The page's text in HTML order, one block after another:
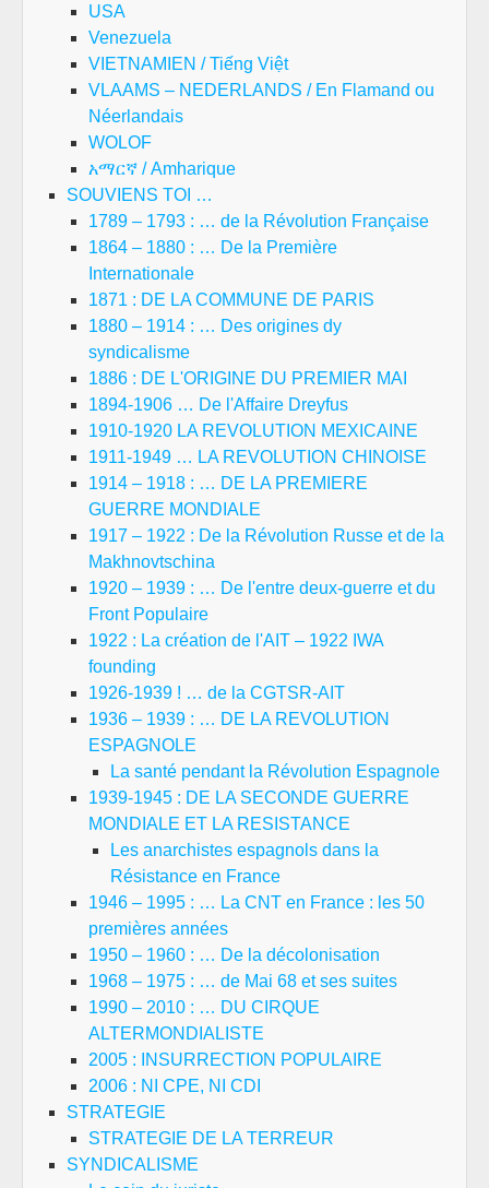
USA
Venezuela
VIETNAMIEN / Tiếng Việt
VLAAMS – NEDERLANDS / En Flamand ou
Néerlandais
WOLOF
አማርኛ / Amharique
SOUVIENS TOI …
1789 – 1793 : … de la Révolution Française
1864 – 1880 : … De la Première
Internationale
1871 : DE LA COMMUNE DE PARIS
1880 – 1914 : … Des origines dy
syndicalisme
1886 : DE L'ORIGINE DU PREMIER MAI
1894-1906 … De l'Affaire Dreyfus
1910-1920 LA REVOLUTION MEXICAINE
1911-1949 … LA REVOLUTION CHINOISE
1914 – 1918 : … DE LA PREMIERE
GUERRE MONDIALE
1917 – 1922 : De la Révolution Russe et de la
Makhnovtschina
1920 – 1939 : … De l'entre deux-guerre et du
Front Populaire
1922 : La création de l'AIT – 1922 IWA
founding
1926-1939 ! … de la CGTSR-AIT
1936 – 1939 : … DE LA REVOLUTION
ESPAGNOLE
La santé pendant la Révolution Espagnole
1939-1945 : DE LA SECONDE GUERRE
MONDIALE ET LA RESISTANCE
Les anarchistes espagnols dans la
Résistance en France
1946 – 1995 : … La CNT en France : les 50
premières années
1950 – 1960 : … De la décolonisation
1968 – 1975 : … de Mai 68 et ses suites
1990 – 2010 : … DU CIRQUE
ALTERMONDIALISTE
2005 : INSURRECTION POPULAIRE
2006 : NI CPE, NI CDI
STRATEGIE
STRATEGIE DE LA TERREUR
SYNDICALISME